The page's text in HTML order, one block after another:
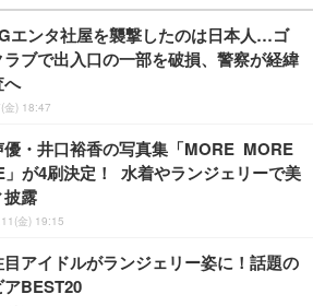
エンタ社屋を襲撃したのは日本人…ゴ
ラブで出入口の一部を破損、警察が経緯
へ
金) 18:47
優・井口裕香の写真集「MORE MORE
」が4刷決定！ 水着やランジェリーで美
披露
金) 19:15
目アイドルがランジェリー姿に！話題の
アBEST20